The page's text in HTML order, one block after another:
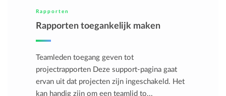
Rapporten
Rapporten toegankelijk maken
Teamleden toegang geven tot
projectrapporten Deze support-pagina gaat
ervan uit dat projecten zijn ingeschakeld. Het
kan handig zijn om een teamlid to...